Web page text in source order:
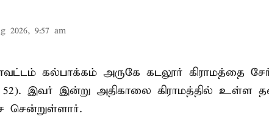
2026, 9:57 am
கல்பாக்கம் அருகே கடலூர் கிராமத்தை
52). இவர் இன்று அதிகாலை கிராமத்தில் உள்ள